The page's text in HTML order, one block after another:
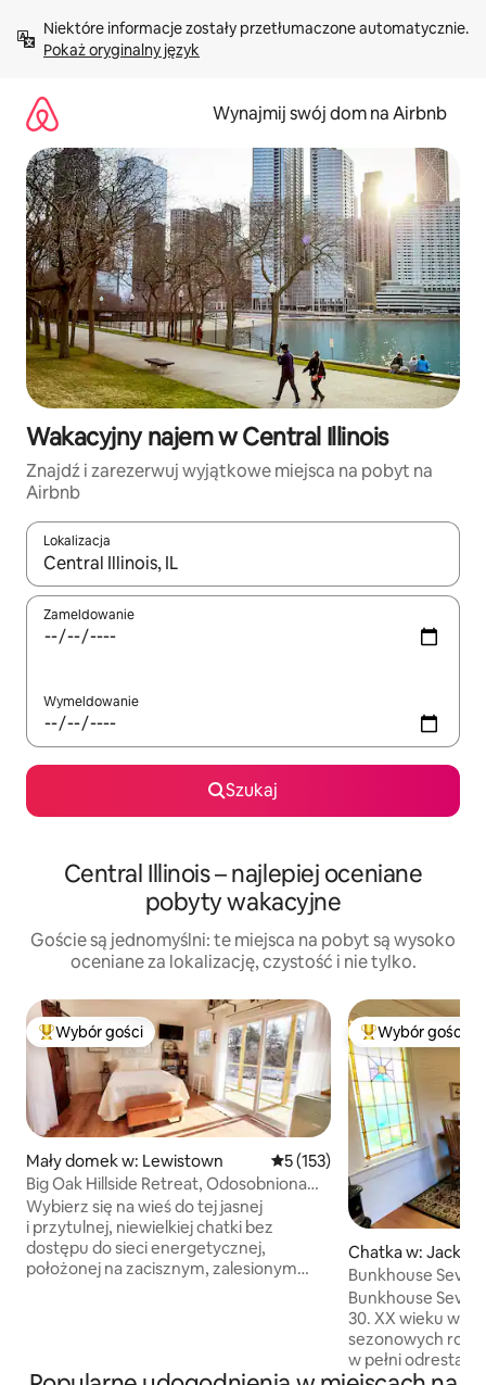
treści Pokaż oryginalny język
Wynajmij swój dom na Airbnb
Wakacyjny najem w Central Illinois
Znajdź i zarezerwuj wyjątkowe miejsca na pobyt na
Airbnb
Lokalizacja
Gdy wyniki będą dostępne, możesz poruszać się po nich za
Zameldowanie
Wymeldowanie
Szukaj
Central Illinois – najlepiej oceniane
pobyty wakacyjne
Goście są jednomyślni: te miejsca na pobyt są wysoko
oceniane za lokalizację, czystość i nie tylko.
Najpopularniejsze z kategorii Wybór gości
Wybór gości
Mały domek w: Lewistown Średnia ocena: 5 na 5, liczba
5 (153)
Big Oak Hillside Retreat, Odosobniona
mała chatka
Wybierz się na wieś do tej jasnej
i przytulnej, niewielkiej chatki bez
dostępu do sieci energetycznej,
położonej na zacisznym, zalesionym
z rustykalnymi akcentami. Poświęć
Wybór gości
Chatka w:
Bunkhouse
Bunkhouse
30. XX wieku
sezonowych
w pełni
barak z